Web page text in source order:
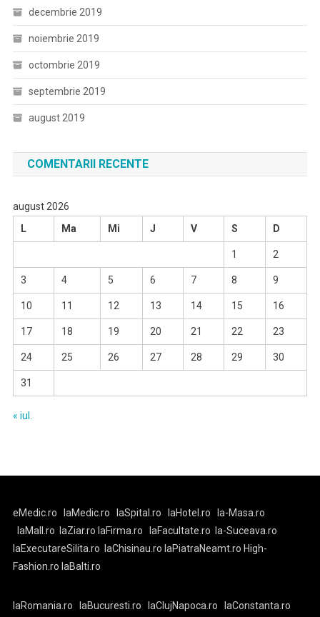
decembrie 2019
noiembrie 2019
octombrie 2019
septembrie 2019
august 2019
COMENTARII RECENTE
august 2026
L
Ma Mi J V S D
1 2
3 4 5 6 7 8 9
10 11 12 13 14 15 16
17 18 19 20 21 22 23
24 25 26 27 28 29 30
31
« iul.
eMedic.ro laMedic.ro laSpital.ro laHotel.ro
la-Masa.ro
laMall.ro
laZiar.ro laFirma.ro laFacultate.ro
la-Suceava.ro
laExecutareSilita.ro
laChisinau.ro laPiatraNeamt.ro High-
Fashion.ro laBalti.ro
laRomania.ro laBucuresti.ro laClujNapoca.ro laConstanta.ro